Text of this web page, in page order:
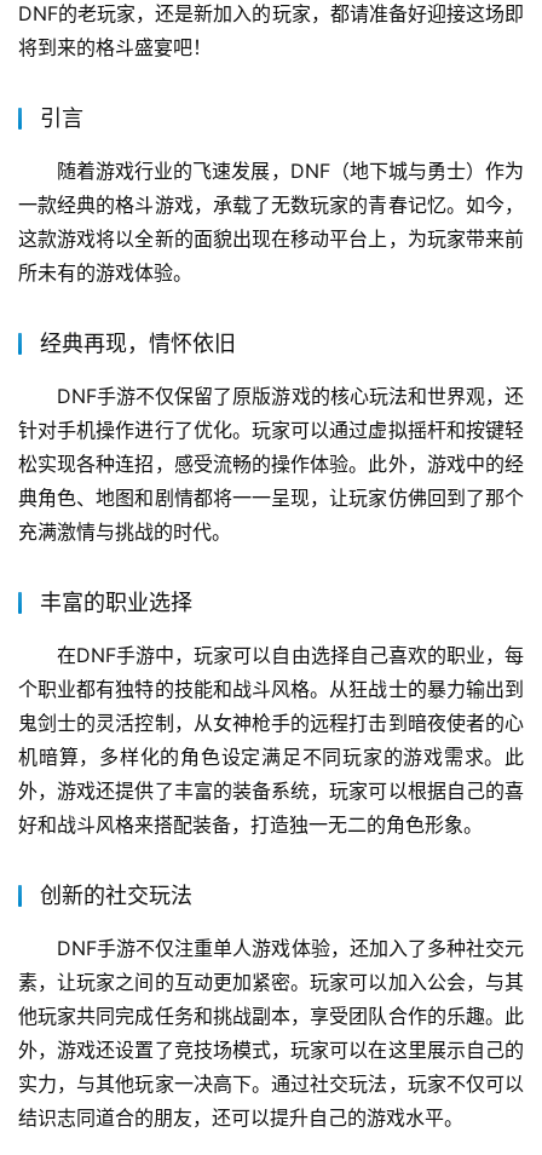
动态，以便第一时间获取最新消息。相信DNF手游的上线将
DNF手游的上线不仅意味着一个经典IP的延续，更标志
着一个新时代的到来。在这个时代里，我们可以在手机上享
受到曾经只能在电脑前才能体验到的格斗乐趣。无论你是
DNF的老玩家，还是新加入的玩家，都请准备好迎接这场即
随着游戏行业的飞速发展，DNF（地下城与勇士）作为
一款经典的格斗游戏，承载了无数玩家的青春记忆。如今，
这款游戏将以全新的面貌出现在移动平台上，为玩家带来前
所未有的游戏体验。
经典再现，情怀依旧
DNF手游不仅保留了原版游戏的核心玩法和世界观，还
针对手机操作进行了优化。玩家可以通过虚拟摇杆和按键轻
松实现各种连招，感受流畅的操作体验。此外，游戏中的经
典角色、地图和剧情都将一一呈现，让玩家仿佛回到了那个
充满激情与挑战的时代。
在DNF手游中，玩家可以自由选择自己喜欢的职业，每
个职业都有独特的技能和战斗风格。从狂战士的暴力输出到
鬼剑士的灵活控制，从女神枪手的远程打击到暗夜使者的心
机暗算，多样化的角色设定满足不同玩家的游戏需求。此
外，游戏还提供了丰富的装备系统，玩家可以根据自己的喜
好和战斗风格来搭配装备，打造独一无二的角色形象。